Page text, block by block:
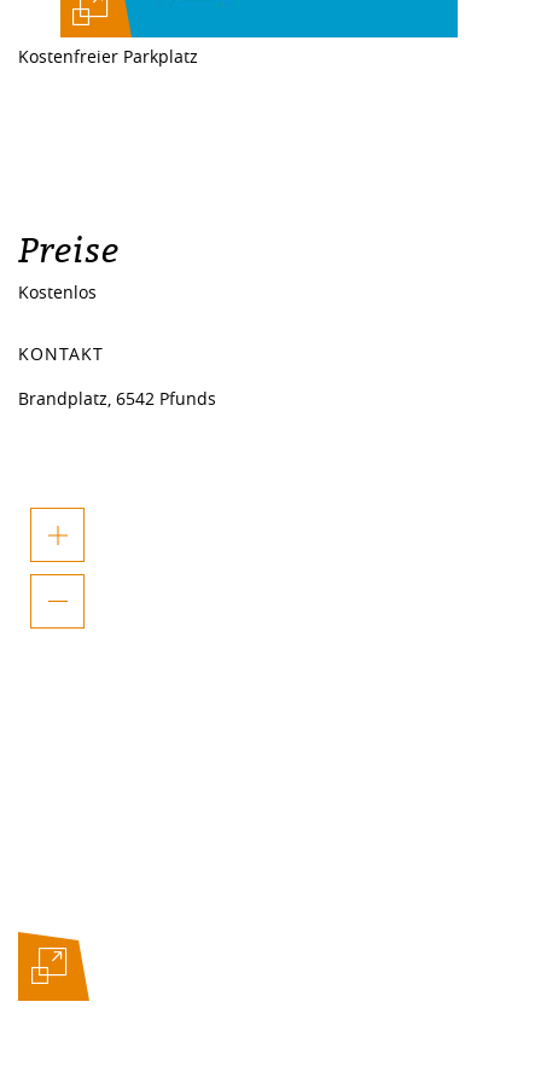
Kostenfreier Parkplatz
Preise
Kostenlos
KONTAKT
Brandplatz, 6542 Pfunds